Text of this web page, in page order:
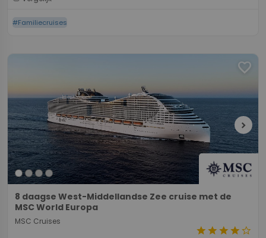
#Familiecruises
favorite
chevron_right
8 daagse West-Middellandse Zee cruise met de
MSC World Europa
MSC Cruises
starstarstarstarstar_border